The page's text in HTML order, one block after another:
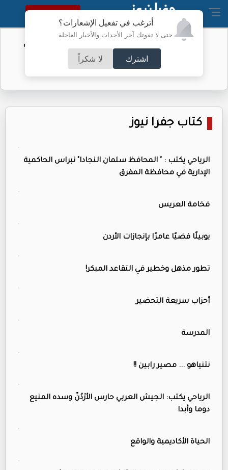
أترغب في تفعيل الإشعارات؟
حتى لا تفوتك آخر الأحداث والأخبار العاجلة
اشترك لا شكراً
النسخة الكاملة
الفيفا يحول مستحقات الأردن المالية من
كأس العرب
كتاب جفرا نيوز
الرياحي يكتب : " المحافظ سلمان النجادا" نبراس الحاكمية
الإدارية في محافظة المفرق
فخامة العريس
يوبيلًا فضيًا عامرًا بإنجازات الأردن
تطور مذهل وخطير في التقاعد المبكر!
أحزاب سريعة التحضير
المدرسة
نتنياهو ... مصير رابين !!
الرياحي يكتب: الجيش العربي حارس الأرْدُنّ وسده المنيع
دوما وأبدا
الحياة الأكاديمية والواقع